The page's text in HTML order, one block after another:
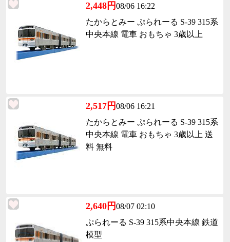
2,448円08/06 16:22
たからとみー ぷられーる S-39 315系
中央本線 電車 おもちゃ 3歳以上
2,517円08/06 16:21
たからとみー ぷられーる S-39 315系
中央本線 電車 おもちゃ 3歳以上 送
料 無料
2,640円08/07 02:10
ぷられーる S-39 315系中央本線 鉄道
模型